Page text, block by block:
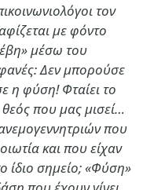
τον
με φόντο
μέσω του
Δεν μπορούσε
η φύση! Φταίει το
θεός που μας μισεί…
που
και που είχαν
ίδιο σημείο; «Φύση»